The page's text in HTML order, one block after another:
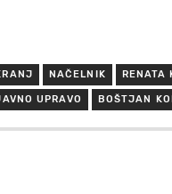
NAČELNIK RENATA
UPRAVO BOŠTJAN